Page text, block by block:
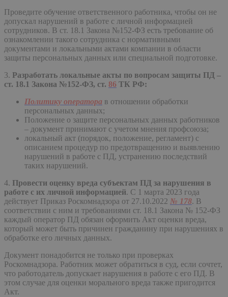
Проведите обучение ответственного работника, чтобы он не
допускал нарушений в работе с личной информацией
сотрудников. В ст. 18.1 Закона №152-ФЗ есть требование об
ознакомлении такого сотрудника с нормативными
документами и локальными актами компании в области
защиты персональных данных или специальной подготовке.
3. Разработать локальные акты по вопросам защиты ПД –
ст. 18.1 Закона №152-ФЗ, ст. 86 ТК РФ:
Политику оператора в отношении обработки
персональных данных;
Положение о защите персональных данных работников
– документ принимают с учетом мнения профсоюза;
локальный акт (порядок, положение, регламент) с
описанием процедур по предотвращению и выявлению
нарушений в работе с ПД, устранению последствий
таких нарушений.
4. Провести оценку вреда субъектам ПД за нарушения в
работе с их личной информацией. С 1 марта 2023 года
действует Приказ Роскомнадзора от 27.10.2022 № 178. В
соответствии с ним и требованиями ст. 18.1 Закона № 152-ФЗ
каждый оператор ПД обязан оформить Акт оценки вреда,
который может быть причинен гражданину при нарушениях в
обработке его личных данных.
Документ понадобится не только при проверках
Роскомнадзора. Работник может обратиться в суд, если сочтет,
что работодатель допускает нарушения в работе с его ПД. В
этом случае для оценки морального вреда также пригодится
Акт.